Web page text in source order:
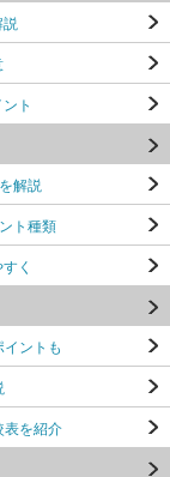
ト
解説
ト種類
く
ントも
表を紹介